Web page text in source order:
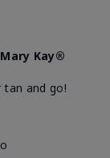
Kay®
and go!